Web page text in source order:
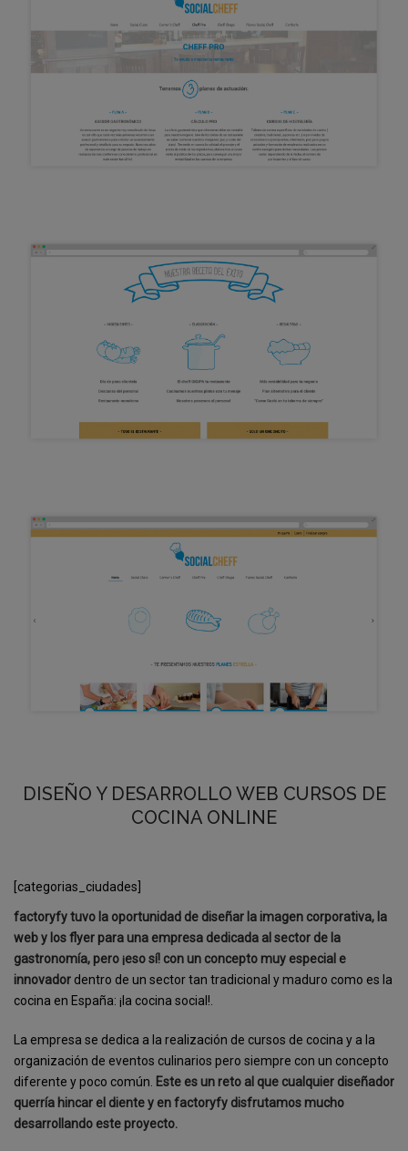
DISEÑO Y DESARROLLO WEB CURSOS DE
COCINA ONLINE
[categorias_ciudades]
factoryfy tuvo la oportunidad de diseñar la imagen corporativa, la
web y los flyer para una empresa dedicada al sector de la
gastronomía, pero ¡eso sí! con un concepto muy especial e
innovador dentro de un sector tan tradicional y maduro como es la
cocina en España: ¡la cocina social!.
La empresa se dedica a la realización de cursos de cocina y a la
organización de eventos culinarios pero siempre con un concepto
diferente y poco común. Este es un reto al que cualquier diseñador
querría hincar el diente y en factoryfy disfrutamos mucho
desarrollando este proyecto.